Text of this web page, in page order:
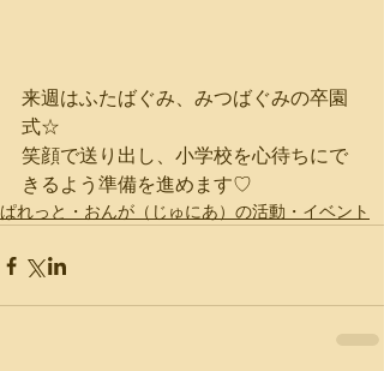
来週はふたばぐみ、みつばぐみの卒園
式☆
笑顔で送り出し、小学校を心待ちにで
きるよう準備を進めます♡
ぱれっと・おんが（じゅにあ）の活動・イベント